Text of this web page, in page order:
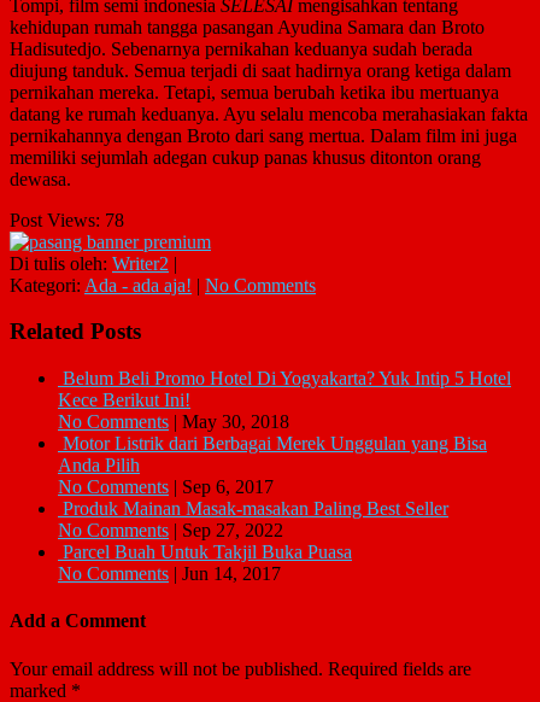
Tompi, film semi indonesia SELESAI mengisahkan tentang
kehidupan rumah tangga pasangan Ayudina Samara dan Broto
Hadisutedjo. Sebenarnya pernikahan keduanya sudah berada
diujung tanduk. Semua terjadi di saat hadirnya orang ketiga dalam
pernikahan mereka. Tetapi, semua berubah ketika ibu mertuanya
datang ke rumah keduanya. Ayu selalu mencoba merahasiakan fakta
pernikahannya dengan Broto dari sang mertua. Dalam film ini juga
memiliki sejumlah adegan cukup panas khusus ditonton orang
dewasa.
Post Views: 78
Di tulis oleh: Writer2 |
Kategori: Ada - ada aja! | No Comments
Related Posts
Belum Beli Promo Hotel Di Yogyakarta? Yuk Intip 5 Hotel
Kece Berikut Ini!
No Comments | May 30, 2018
Motor Listrik dari Berbagai Merek Unggulan yang Bisa
Anda Pilih
No Comments | Sep 6, 2017
Produk Mainan Masak-masakan Paling Best Seller
No Comments | Sep 27, 2022
Parcel Buah Untuk Takjil Buka Puasa
No Comments | Jun 14, 2017
Add a Comment
Your email address will not be published. Required fields are
marked *